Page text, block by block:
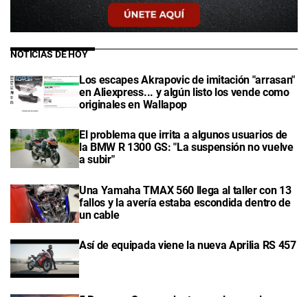
NOTICIAS DE HOY
Los escapes Akrapovic de imitación "arrasan"
en Aliexpress... y algún listo los vende como
originales en Wallapop
El problema que irrita a algunos usuarios de
la BMW R 1300 GS: "La suspensión no vuelve
a subir"
Una Yamaha TMAX 560 llega al taller con 13
fallos y la avería estaba escondida dentro de
un cable
Así de equipada viene la nueva Aprilia RS 457